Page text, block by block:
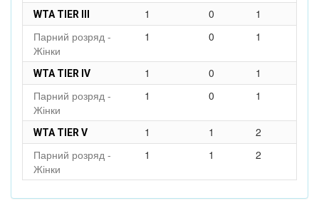
WTA TIER III 1 0
1
Парний розряд -
Жінки
1 0 1
WTA TIER IV 1 0
1
Парний розряд -
Жінки
1 0 1
WTA TIER V 1 1
2
Парний розряд -
Жінки
1 1 2